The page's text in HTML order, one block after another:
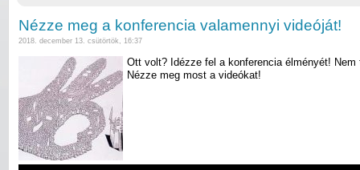
Nézze meg a konferencia valamennyi videóját!
2018. december 13. csütörtök, 16:37
Ott volt? Idézze fel a konferencia élményét!
Nézze meg most a videókat!